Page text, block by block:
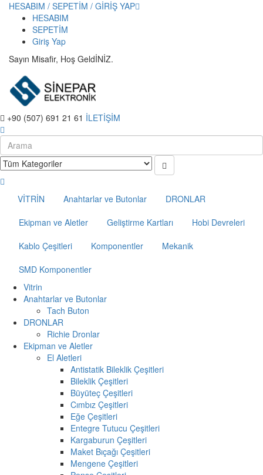
HESABIM / SEPETİM / GİRİŞ YAP
HESABIM
SEPETİM
Giriş Yap
Sayın Misafir, Hoş GeldİNİZ.
+90 (507) 691 21 61 İLETİŞİM
VİTRİN Anahtarlar ve Butonlar
DRONLAR
Ekipman ve Aletler
Geliştirme Kartları
Hobi Devreleri
Kablo Çeşitleri
Komponentler
Mekanik
SMD Komponentler
Vitrin
Anahtarlar ve Butonlar
Tach Buton
DRONLAR
Richie Dronlar
Ekipman ve Aletler
El Aletleri
Antistatik Bileklik Çeşitleri
Bileklik Çeşitleri
Büyüteç Çeşitleri
Cımbız Çeşitleri
Eğe Çeşitleri
Entegre Tutucu Çeşitleri
Kargaburun Çeşitleri
Maket Bıçağı Çeşitleri
Mengene Çeşitleri